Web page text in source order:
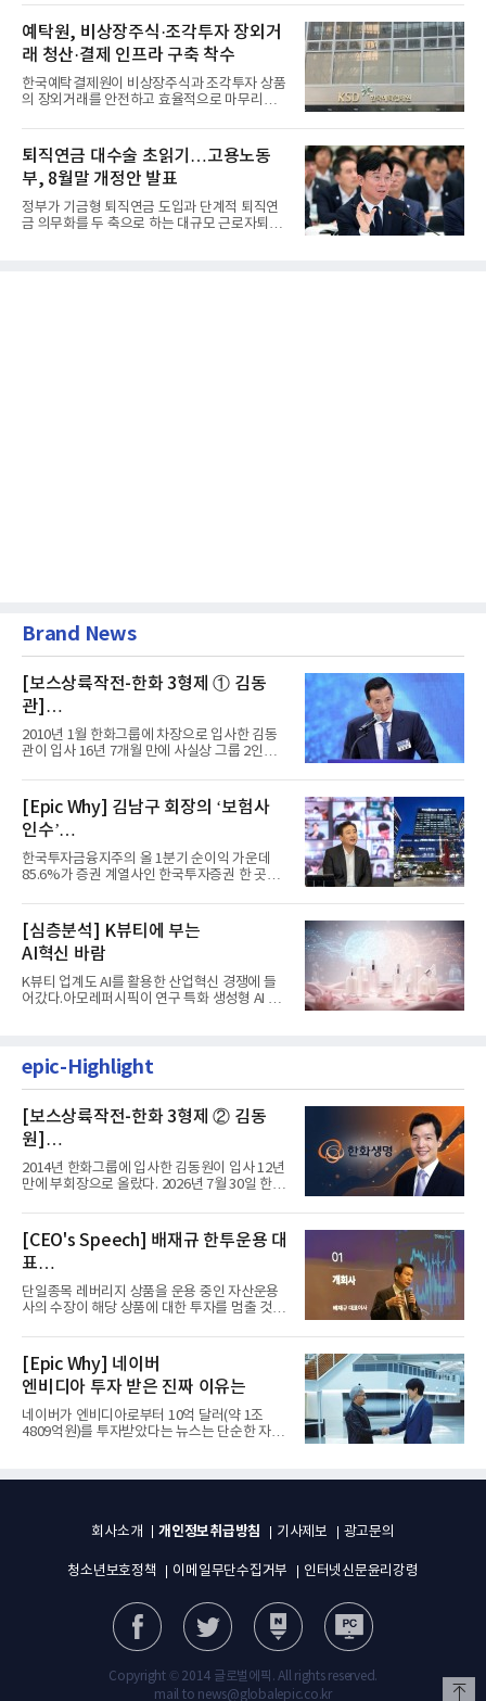
예탁원, 비상장주식·조각투자 장외거
래 청산·결제 인프라 구축 착수
한국예탁결제원이 비상장주식과 조각투자 상품
의 장외거래를 안전하고 효율적으로 마무리하기
퇴직연금 대수술 초읽기…고용노동
부, 8월말 개정안 발표
정부가 기금형 퇴직연금 도입과 단계적 퇴직연
금 의무화를 두 축으로 하는 대규모 근로자퇴직
Brand News
[보스상륙작전-한화 3형제 ① 김동
관]
입사 16년 만에 수석부회장 … 경영승
계 ‘초읽기’
2010년 1월 한화그룹에 차장으로 입사한 김동
관이 입사 16년 7개월 만에 사실상 그룹 2인자
[Epic Why] 김남구 회장의 ‘보험사
인수’
발걸음이 신중해진 배경은?
한국투자금융지주의 올 1분기 순이익 가운데
85.6%가 증권 계열사인 한국투자증권 한 곳에
[심층분석] K뷰티에 부는
AI혁신 바람
K뷰티 업계도 AI를 활용한 산업혁신 경쟁에 들
어갔다.아모레퍼시픽이 연구 특화 생성형 AI 플
epic-Highlight
[보스상륙작전-한화 3형제 ② 김동
원]
입사 12년 만에 금융계열 수장 등극
2014년 한화그룹에 입사한 김동원이 입사 12년
만에 부회장으로 올랐다. 2026년 7월 30일 한화
[CEO's Speech] 배재규 한투운용 대
표
“개별종목 레버리지 투자 지금이라도
멈춰라”
단일종목 레버리지 상품을 운용 중인 자산운용
사의 수장이 해당 상품에 대한 투자를 멈출 것을
[Epic Why] 네이버
엔비디아 투자 받은 진짜 이유는
네이버가 엔비디아로부터 10억 달러(약 1조
4809억원)를 투자받았다는 뉴스는 단순한 자금
회사소개 개인정보취급방침 기사제보 광고문의
청소년보호정책 이메일무단수집거부 인터넷신문윤리강령
Copyright © 2014 글로벌에픽. All rights reserved.
mail to news@globalepic.co.kr